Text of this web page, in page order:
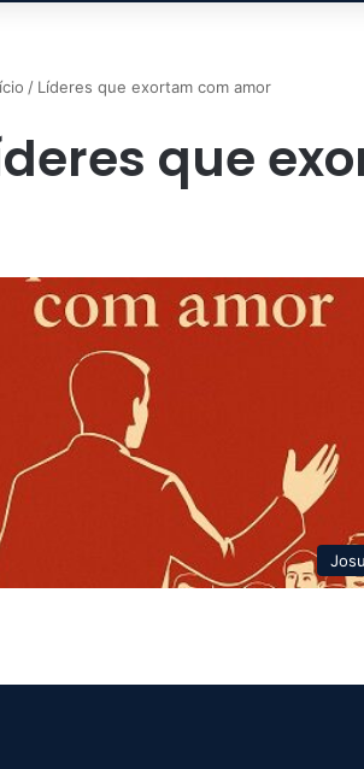
/ Líderes que exortam com amor
que